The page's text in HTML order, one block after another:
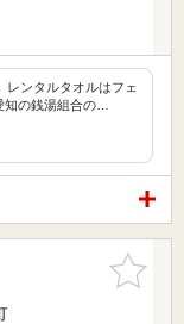
レンタルタオルはフェ
知の銭湯組合の…
お気に入
りに追加